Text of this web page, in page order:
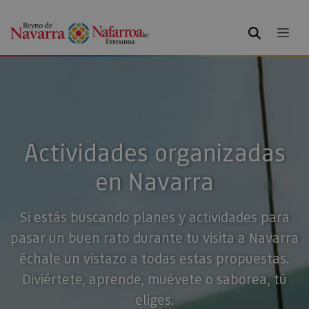
BUSCAR
Actividades organizadas
en Navarra
Si estás buscando planes y actividades para
pasar un buen rato durante tu visita a Navarra
échale un vistazo a todas estas propuestas.
Diviértete, aprende, muévete o saborea, tú
eliges.